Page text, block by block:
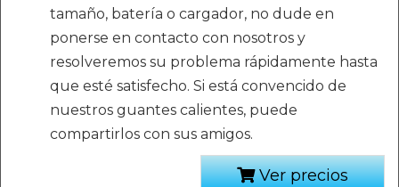
tamaño, batería o cargador, no dude en
ponerse en contacto con nosotros y
resolveremos su problema rápidamente hasta
que esté satisfecho. Si está convencido de
nuestros guantes calientes, puede
compartirlos con sus amigos.
Ver precios